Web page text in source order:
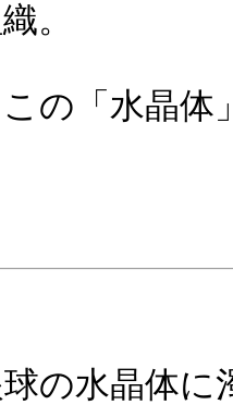
。
の「水晶体
の水晶体に